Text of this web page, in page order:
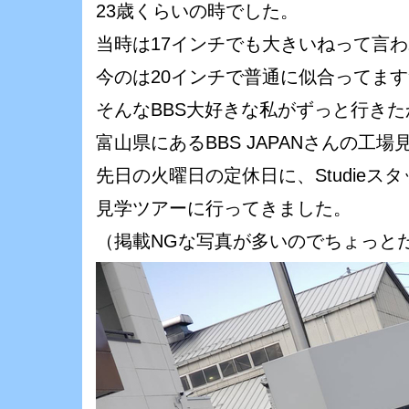
23歳くらいの時でした。
当時は17インチでも大きいねって言
今のは20インチで普通に似合ってま
そんなBBS大好きな私がずっと行き
富山県にあるBBS JAPANさんの工場
先日の火曜日の定休日に、Studieスタ
見学ツアーに行ってきました。
（掲載NGな写真が多いのでちょっと